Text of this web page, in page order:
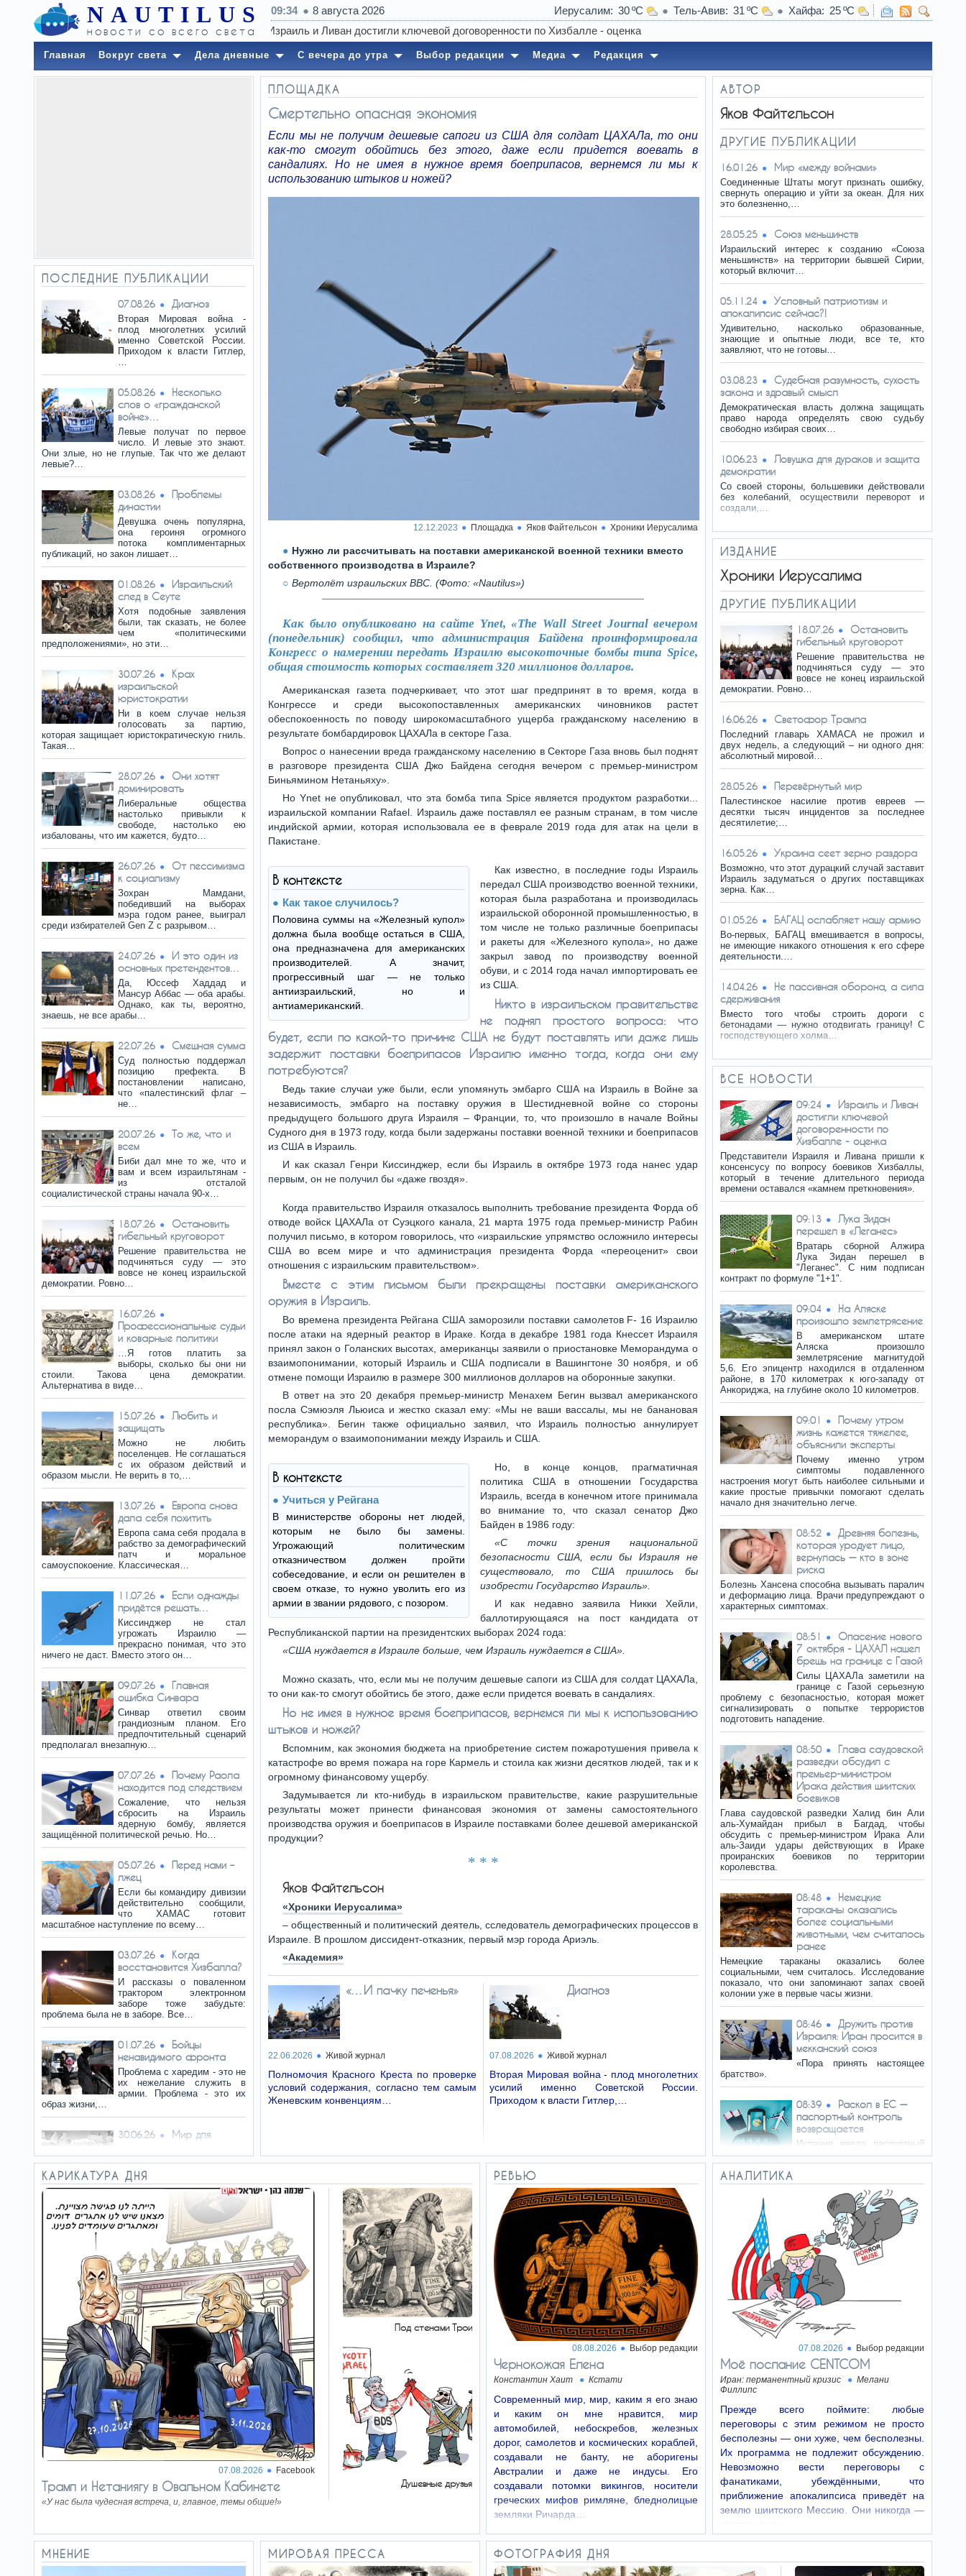
NAUTILUS
новости со всего света
09:34 8 августа 2026 Иерусалим 30 Тель-Авив 31 Хайфа
25
09:13
Лука Зидан перешел в «Леганес»
Главная Вокруг света Дела дневные С вечера до утра Выбор редакции Медиа Редакция
ПОСЛЕДНИЕ ПУБЛИКАЦИИ
07.08.26 Диагноз
Вторая Мировая война -
плод многолетних усилий
именно Советской России.
Приходом к власти Гитлер,
…
05.08.26
Несколько
слов о «гражданской
войне»…
Левые получат по первое
число. И левые это знают.
Они злые, но не глупые. Так что же делают
левые?…
03.08.26
Проблемы
династии
Девушка очень популярна,
она героиня огромного
потока комплиментарных
публикаций, но закон лишает…
01.08.26
Израильский
след в Сеуте
Хотя подобные заявления
были, так сказать, не более
чем «политическими
предположениями», но эти…
30.07.26
Крах
израильской
юристократии
Ни в коем случае нельзя
голосовать за партию,
которая защищает юристократическую гниль.
Такая…
28.07.26
Они хотят
доминировать
Либеральные общества
настолько привыкли к
свободе, настолько ею
избалованы, что им кажется, будто…
26.07.26
От пессимизма
к социализму
Зохран Мамдани,
победивший на выборах
мэра годом ранее, выиграл
среди избирателей Gen Z с разрывом…
24.07.26
И это один из
основных претендентов…
Да, Юссеф Хаддад и
Мансур Аббас — оба арабы.
Однако, как ты, вероятно,
знаешь, не все арабы…
22.07.26 Смешная сумма
Суд полностью поддержал
позицию префекта. В
постановлении написано,
что «палестинский флаг –
не…
20.07.26
То же, что и
всем
Биби дал мне то же, что и
вам и всем израильтянам -
из отсталой
социалистической страны начала 90-х…
18.07.26
Остановить
гибельный круговорот
Решение правительства не
подчиняться суду — это
вовсе не конец израильской
демократии. Ровно…
16.07.26
Профессиональные судьи
и коварные политики
…Я готов платить за
выборы, сколько бы они ни
стоили. Такова цена демократии.
Альтернатива в виде…
15.07.26
Любить и
защищать
Можно не любить
поселенцев. Не соглашаться
с их образом действий и
образом мысли. Не верить в то,…
13.07.26
Европа снова
дала себя похитить
Европа сама себя продала в
рабство за демографический
патч и моральное
самоуспокоение. Классическая…
11.07.26
Если однажды
придётся решать…
Киссинджер не стал
угрожать Израилю —
прекрасно понимая, что это
ничего не даст. Вместо этого он…
09.07.26
Главная
ошибка Синвара
Синвар ответил своим
грандиозным планом. Его
предпочтительный сценарий
предполагал внезапную…
07.07.26
Почему Раола
находится под следствием
Сожаление, что нельзя
сбросить на Израиль
ядерную бомбу, является
защищённой политической речью. Но…
05.07.26
Перед нами –
лжец
Если бы командиру дивизии
действительно сообщили,
что ХАМАС готовит
масштабное наступление по всему…
03.07.26
Когда
восстановится Хизбалла?
И рассказы о поваленном
трактором электронном
заборе тоже забудьте:
проблема была не в заборе. Все…
01.07.26
Бойцы
ненавидимого фронта
Проблема с харедим - это не
их нежелание служить в
армии. Проблема - это их
образ жизни,…
30.06.26
Мир для
Назвать безоговорочную
капитуляцию Германии и
Японии, а также две
ядерные бомбы, «своего рода…
28.06.26
Требовалось
нечто новое
Можно сказать: «Война
связана с ростом числа
детских браков». Это
описательное, нейтральное…
26.06.26
Несколько
слов о конфликте
интересов…
Председатель Верховного
суда Ицхак Амит. При
назначении в Верховный суд он подписал
соглашение о…
24.06.26
Сначала гей-
парад, а потом игра
Ни одна группа мира, будь
то женщины, геи,
афроамериканцы или члены
22.06.26
«…И пачку
Полномочия Красного
Креста по проверке условий
самым Женевским конвенциям…
ПЛОЩАДКА
Смертельно опасная экономия
Если мы не получим дешевые сапоги из США для солдат ЦАХАЛа, то они
как-то смогут обойтись без этого, даже если придется воевать в
сандалиях. Но не имея в нужное время боеприпасов, вернемся ли мы к
использованию штыков и ножей?
12.12.2023 Площадка Яков Файтельсон Хроники Иерусалима
Нужно ли рассчитывать на поставки американской военной техники вместо
собственного производства в Израиле?
Вертолёт израильских ВВС. (Фото: «Nautilus»)
Как было опубликовано на сайте Ynet, «The Wall Street Journal вечером
(понедельник) сообщил, что администрация Байдена проинформировала
Конгресс о намерении передать Израилю высокоточные бомбы типа Spice,
общая стоимость которых составляет 320 миллионов долларов.
Американская газета подчеркивает, что этот шаг предпринят в то время, когда в
Конгрессе и среди высокопоставленных американских чиновников растет
обеспокоенность по поводу широкомасштабного ущерба гражданскому населению в
результате бомбардировок ЦАХАЛа в секторе Газа.
Вопрос о нанесении вреда гражданскому населению в Секторе Газа вновь был поднят
в разговоре президента США Джо Байдена сегодня вечером с премьер-министром
Биньямином Нетаньяху».
Но Ynet не опубликовал, что эта бомба типа Spice является продуктом разработки...
израильской компании Rafael. Израиль даже поставлял ее разным странам, в том числе
индийской армии, которая использовала ее в феврале 2019 года для атак на цели в
Пакистане.
В контексте
Как такое случилось?
Половина суммы на «Железный купол»
должна была вообще остаться в США,
она предназначена для американских
производителей. А значит,
прогрессивный шаг — не только
антиизраильский, но и
антиамериканский.
Как известно, в последние годы Израиль
передал США производство военной техники,
которая была разработана и производилась
израильской оборонной промышленностью, в
том числе не только различные боеприпасы
и ракеты для «Железного купола», но даже
закрыл завод по производству военной
обуви, и с 2014 года начал импортировать ее
из США.
Никто в израильском правительстве
не поднял простого вопроса: что
будет, если по какой-то причине США не будут поставлять или даже лишь
задержит поставки боеприпасов Израилю именно тогда, когда они ему
потребуются?
Ведь такие случаи уже были, если упомянуть эмбарго США на Израиль в Войне за
независимость, эмбарго на поставку оружия в Шестидневной войне со стороны
предыдущего большого друга Израиля – Франции, то, что произошло в начале Войны
Судного дня в 1973 году, когда были задержаны поставки военной техники и боеприпасов
из США в Израиль.
И как сказал Генри Киссинджер, если бы Израиль в октябре 1973 года нанес удар
первым, он не получил бы «даже гвоздя».
Когда правительство Израиля отказалось выполнить требование президента Форда об
отводе войск ЦАХАЛа от Суэцкого канала, 21 марта 1975 года премьер-министр Рабин
получил письмо, в котором говорилось, что «израильские упрямство осложнило интересы
США во всем мире и что администрация президента Форда «переоценит» свои
отношения с израильским правительством».
Вместе с этим письмом были прекращены поставки американского
оружия в Израиль.
Во времена президента Рейгана США заморозили поставки самолетов F- 16 Израилю
после атаки на ядерный реактор в Ираке. Когда в декабре 1981 года Кнессет Израиля
принял закон о Голанских высотах, американцы заявили о приостановке Меморандума о
взаимопонимании, который Израиль и США подписали в Вашингтоне 30 ноября, и об
отмене помощи Израилю в размере 300 миллионов долларов на оборонные закупки.
В ответ на это 20 декабря премьер-министр Менахем Бегин вызвал американского
посла Сэмюэля Льюиса и жестко сказал ему: «Мы не ваши вассалы, мы не банановая
республика». Бегин также официально заявил, что Израиль полностью аннулирует
меморандум о взаимопонимании между Израиль и США.
В контексте
Учиться у Рейгана
В министерстве обороны нет людей,
которым не было бы замены.
Угрожающий политическим
отказничеством должен пройти
собеседование, и если он решителен в
своем отказе, то нужно уволить его из
армии в звании рядового, с позором.
Но, в конце концов, прагматичная
политика США в отношении Государства
Израиль, всегда в конечном итоге принимала
во внимание то, что сказал сенатор Джо
Байден в 1986 году:
«С точки зрения национальной
безопасности США, если бы Израиля не
существовало, то США пришлось бы
изобрести Государство Израиль».
И как недавно заявила Никки Хейли,
баллотирующаяся на пост кандидата от
Республиканской партии на президентских выборах 2024 года:
«США нуждается в Израиле больше, чем Израиль нуждается в США».
Можно сказать, что, если мы не получим дешевые сапоги из США для солдат ЦАХАЛа,
то они как-то смогут обойтись бе этого, даже если придется воевать в сандалиях.
Но не имея в нужное время боеприпасов, вернемся ли мы к использованию
штыков и ножей?
Вспомним, как экономия бюджета на приобретение систем пожаротушения привела к
катастрофе во время пожара на горе Кармель и стоила как жизни десятков людей, так и к
огромному финансовому ущербу.
Задумывается ли кто-нибудь в израильском правительстве, какие разрушительные
результаты может принести финансовая экономия от замены самостоятельного
производства оружия и боеприпасов в Израиле поставками более дешевой американской
продукции?
* * *
Яков Файтельсон
«Хроники Иерусалима»
– общественный и политический деятель, сследователь демографических процессов в
Израиле. В прошлом диссидент-отказник, первый мэр города Ариэль.
«Академия»
«…И пачку печенья»
22.06.2026 Живой журнал
Полномочия Красного Креста по проверке
условий содержания, согласно тем самым
Женевским конвенциям…
Диагноз
07.08.2026 Живой журнал
Вторая Мировая война - плод многолетних
усилий именно Советской России.
Приходом к власти Гитлер,…
АВТОР
Яков Файтельсон
ДРУГИЕ ПУБЛИКАЦИИ
16.01.26 Мир «между войнами»
Соединенные Штаты могут признать ошибку,
свернуть операцию и уйти за океан. Для них
это болезненно,…
28.05.25 Союз меньшинств
Израильский интерес к созданию «Союза
меньшинств» на территории бывшей Сирии,
который включит…
05.11.24
Условный патриотизм и
апокалипсис сейчас?!
Удивительно, насколько образованные,
знающие и опытные люди, все те, кто
заявляют, что не готовы…
03.08.23
Судебная разумность, сухость
закона и здравый смысл
Демократическая власть должна защищать
право народа определять свою судьбу
свободно избирая своих…
10.06.23
Ловушка для дураков и защита
демократии
Со своей стороны, большевики действовали
без колебаний, осуществили переворот и
создали,…
ИЗДАНИЕ
Хроники Иерусалима
ДРУГИЕ ПУБЛИКАЦИИ
18.07.26
Остановить
гибельный круговорот
Решение правительства не
подчиняться суду — это
вовсе не конец израильской
демократии. Ровно…
16.06.26 Светофор Трампа
Последний главарь ХАМАСА не прожил и
двух недель, а следующий – ни одного дня:
абсолютный мировой…
28.05.26 Перевёрнутый мир
Палестинское насилие против евреев —
десятки тысяч инцидентов за последнее
десятилетие;…
16.05.26 Украина сеет зерно раздора
Возможно, что этот дурацкий случай заставит
Израиль задуматься о других поставщиках
зерна. Как…
01.05.26 БАГАЦ ослабляет нашу армию
Во-первых, БАГАЦ вмешивается в вопросы,
не имеющие никакого отношения к его сфере
деятельности.…
14.04.26
Не пассивная оборона, а сила
сдерживания
Вместо того чтобы строить дороги с
бетонадами — нужно отодвигать границу! С
господствующего холма…
ВСЕ НОВОСТИ
09:24
Израиль и Ливан
достигли ключевой
договоренности по
Хизбалле - оценка
Представители Израиля и Ливана пришли к
консенсусу по вопросу боевиков Хизбаллы,
который в течение длительного периода
времени оставался «камнем преткновения».
09:13
Лука Зидан
перешел в «Леганес»
Вратарь сборной Алжира
Лука Зидан перешел в
"Леганес". С ним подписан
контракт по формуле "1+1".
09:04
На Аляске
произошло землетрясение
В американском штате
Аляска произошло
землетрясение магнитудой
5,6. Его эпицентр находился в отдаленном
районе, в 170 километрах к юго-западу от
Анкориджа, на глубине около 10 километров.
09:01
Почему утром
жизнь кажется тяжелее,
объяснили эксперты
Почему именно утром
симптомы подавленного
настроения могут быть наиболее сильными и
какие простые привычки помогают сделать
начало дня значительно легче.
08:52
Древняя болезнь,
которая уродует лицо,
вернулась — кто в зоне
риска
Болезнь Хансена способна вызывать паралич
и деформацию лица. Врачи предупреждают о
характерных симптомах.
08:51
Опасение нового
7 октября - ЦАХАЛ нашел
брешь на границе с Газой
Силы ЦАХАЛа заметили на
границе с Газой серьезную
проблему с безопасностью, которая может
сигнализировать о попытке террористов
подготовить нападение.
08:50
Глава саудовской
разведки обсудил с
премьер-министром
Ирака действия шиитских
боевиков
Глава саудовской разведки Халид бин Али
аль-Хумайдан прибыл в Багдад, чтобы
обсудить с премьер-министром Ирака Али
аль-Заиди удары действующих в Ираке
проиранских боевиков по территории
королевства.
08:48
Немецкие
тараканы оказались
более социальными
животными, чем считалось
ранее
Немецкие тараканы оказались более
социальными, чем считалось. Исследование
показало, что они запоминают запах своей
колонии уже в первые часы жизни.
08:46
Дружить против
Израиля: Иран просится в
мекканский союз
«Пора принять настоящее
братство».
08:39
Раскол в ЕС —
паспортный контроль
возвращается
Испания ввела паспортный
контроль для всех
пассажиров, прибывающих из Италии, в ответ
на аналогичные ограничения со стороны
Рима.
Как распознать
деменцию за годы до
диагноза, рассказали
ученые
Симптомы деменции можно
заметить задолго до того, как невролог
поставит диагноз. И хоть лечения болезни
нет, ее ход можно замедлить и взять под
контроль.
08:25
Израильтян ждет
повышение налогов из-за
решения Нетаниягу -
детали
обратился к министерству финансов по
поводу выделения дополнительных средств,
что может отразиться на израильтянах.
08:25
РФ атаковала
Киев — есть жертвы,
много разрушений (ФОТО,
ВИДЕО)
В ночь на 8 августа
российская армия совершила очередной
Киев, задействовав как волны ударных
баллистику.
КАРИКАТУРА ДНЯ
07.08.2026 Facebook
Трамп и Нетаниягу в Овальном Кабинете
«У нас была чудесная встреча, и, главное, темы общие!»
Под стенами Трои
Душевные друзья
РЕВЬЮ
08.08.2026 Выбор редакции
Чернокожая Елена
Константин Хаит Кстати
Современный мир, мир, каким я его знаю
и каким он мне нравится, мир
автомобилей, небоскребов, железных
дорог, самолетов и космических кораблей,
создавали не банту, не аборигены
Австралии и даже не индусы. Его
создавали потомки викингов, носители
греческих мифов римляне, бледнолицые
земляки Ричарда…
АНАЛИТИКА
07.08.2026 Выбор редакции
Моё послание CENTCOM
Иран: перманентный кризис
Мелани
Филлипс
Прежде всего поймите: любые
переговоры с этим режимом не просто
бесполезны — они хуже, чем бесполезны.
Их программа не подлежит обсуждению.
Невозможно вести переговоры с
фанатиками, убеждёнными, что
приближение апокалипсиса приведёт на
землю шиитского Мессию. Они никогда —
МНЕНИЕ МИРОВАЯ ПРЕССА ФОТОГРАФИЯ ДНЯ